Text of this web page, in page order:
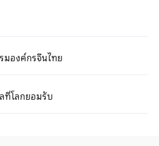
มองค์กรจีนไทย
ที่โลกยอมรับ